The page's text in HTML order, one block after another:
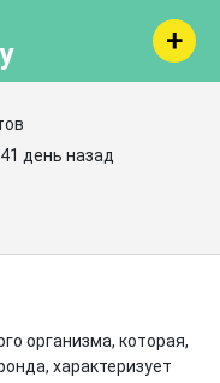
день назад
организма, которая,
характеризует